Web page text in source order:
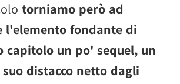
torniamo però ad
l'elemento fondante di
capitolo un po' sequel, un
distacco netto dagli